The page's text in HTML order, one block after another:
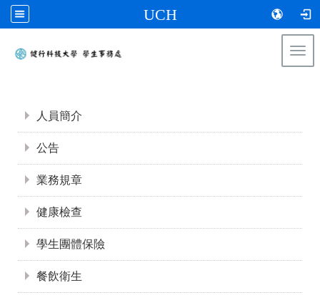
UCH
人員簡介
公告
業務規章
健康檢查
學生團體保險
餐飲衛生